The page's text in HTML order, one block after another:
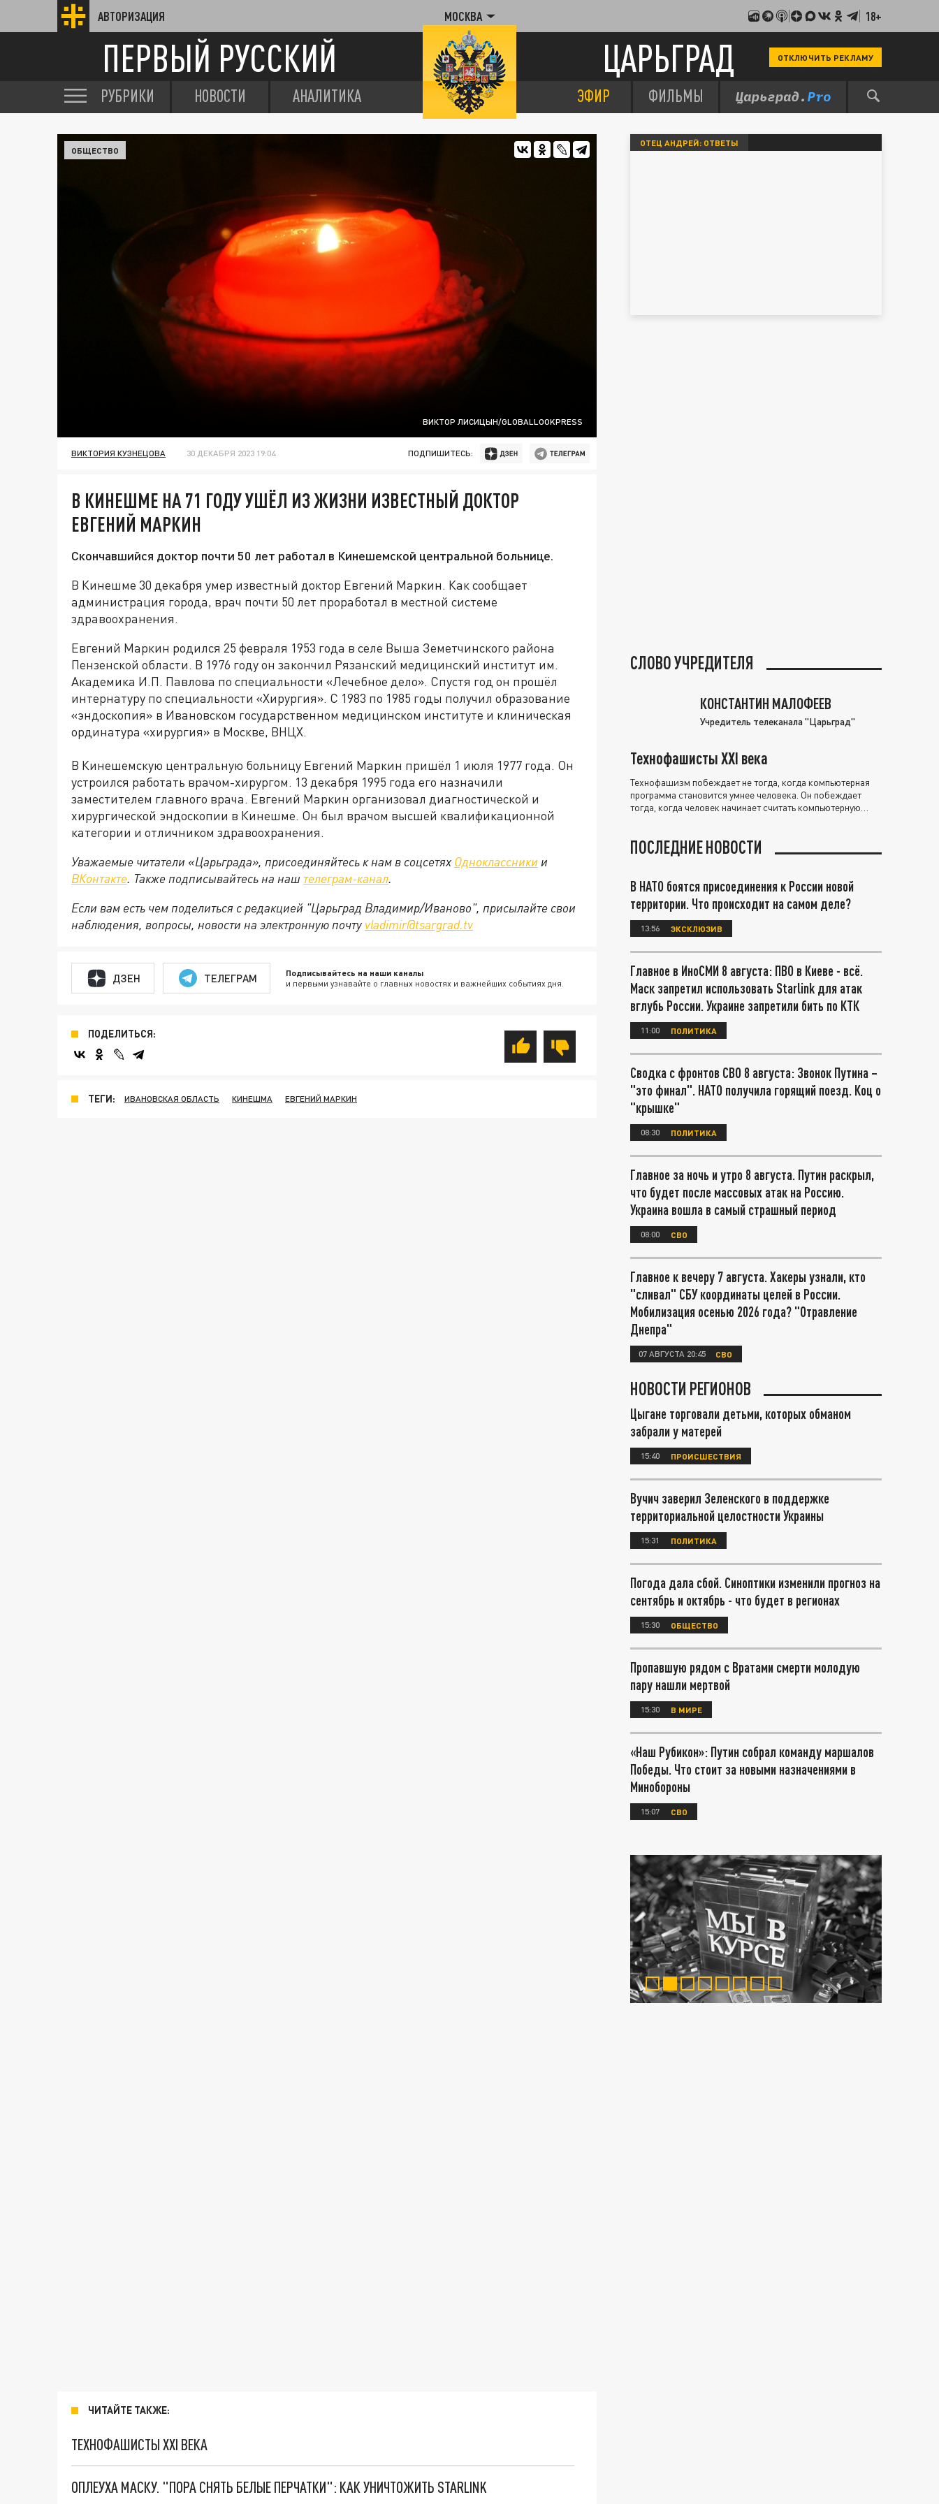
АВТОРИЗАЦИЯ МОСКВА 18+
ПЕРВЫЙ РУССКИЙ ЦАРЬГРАД ОТКЛЮЧИТЬ РЕКЛАМУ
РУБРИКИ НОВОСТИ АНАЛИТИКА ЭФИР ФИЛЬМЫ
ВИКТОР ЛИСИЦЫН/GLOBALLOOKPRESS
ОБЩЕСТВО
ВИКТОРИЯ КУЗНЕЦОВА 30 ДЕКАБРЯ 2023 19:04 ПОДПИШИТЕСЬ:
В КИНЕШМЕ НА 71 ГОДУ УШЁЛ ИЗ ЖИЗНИ ИЗВЕСТНЫЙ ДОКТОР
ЕВГЕНИЙ МАРКИН
Скончавшийся доктор почти 50 лет работал в Кинешемской центральной больнице.
В Кинешме 30 декабря умер известный доктор Евгений Маркин. Как сообщает
администрация города, врач почти 50 лет проработал в местной системе
здравоохранения.
Евгений Маркин родился 25 февраля 1953 года в селе Выша Земетчинского района
Пензенской области. В 1976 году он закончил Рязанский медицинский институт им.
Академика И.П. Павлова по специальности «Лечебное дело». Спустя год он прошёл
интернатуру по специальности «Хирургия». С 1983 по 1985 годы получил образование
«эндоскопия» в Ивановском государственном медицинском институте и клиническая
ординатура «хирургия» в Москве, ВНЦХ.
В Кинешемскую центральную больницу Евгений Маркин пришёл 1 июля 1977 года. Он
устроился работать врачом-хирургом. 13 декабря 1995 года его назначили
заместителем главного врача. Евгений Маркин организовал диагностической и
хирургической эндоскопии в Кинешме. Он был врачом высшей квалификационной
категории и отличником здравоохранения.
Уважаемые читатели «Царьграда», присоединяйтесь к нам в соцсетях Одноклассники и
ВКонтакте. Также подписывайтесь на наш телеграм-канал.
Если вам есть чем поделиться с редакцией "Царьград Владимир/Иваново", присылайте свои
наблюдения, вопросы, новости на электронную почту vladimir@tsargrad.tv
ДЗЕН ТЕЛЕГРАМ Подписывайтесь на наши каналы
и первыми узнавайте о главных новостях и важнейших событиях дня.
ПОДЕЛИТЬСЯ:
ТЕГИ: ИВАНОВСКАЯ ОБЛАСТЬ КИНЕШМА ЕВГЕНИЙ МАРКИН
ЧИТАЙТЕ ТАКЖЕ:
ТЕХНОФАШИСТЫ XXI ВЕКА
ОПЛЕУХА МАСКУ. "ПОРА СНЯТЬ БЕЛЫЕ ПЕРЧАТКИ": КАК УНИЧТОЖИТЬ STARLINK
ОТЕЦ АНДРЕЙ: ОТВЕТЫ
СЛОВО УЧРЕДИТЕЛЯ
КОНСТАНТИН МАЛОФЕЕВ
Учредитель телеканала "Царьград"
Технофашисты XXI века
Технофашизм побеждает не тогда, когда компьютерная
программа становится умнее человека. Он побеждает
тогда, когда человек начинает считать компьютерную
ПОСЛЕДНИЕ НОВОСТИ
В НАТО боятся присоединения к России новой
территории. Что происходит на самом деле?
13:56 ЭКСКЛЮЗИВ
Главное в ИноСМИ 8 августа: ПВО в Киеве - всё.
Маск запретил использовать Starlink для атак
вглубь России. Украине запретили бить по КТК
11:00 ПОЛИТИКА
Сводка с фронтов СВО 8 августа: Звонок Путина –
"это финал". НАТО получила горящий поезд. Коц о
"крышке"
08:30 ПОЛИТИКА
Главное за ночь и утро 8 августа. Путин раскрыл,
что будет после массовых атак на Россию.
Украина вошла в самый страшный период
08:00 СВО
Главное к вечеру 7 августа. Хакеры узнали, кто
"сливал" СБУ координаты целей в России.
Мобилизация осенью 2026 года? "Отравление
Днепра"
07 АВГУСТА 20:45 СВО
НОВОСТИ РЕГИОНОВ
Цыгане торговали детьми, которых обманом
забрали у матерей
15:40 ПРОИСШЕСТВИЯ
Вучич заверил Зеленского в поддержке
территориальной целостности Украины
15:31 ПОЛИТИКА
Погода дала сбой. Синоптики изменили прогноз на
сентябрь и октябрь - что будет в регионах
15:30 ОБЩЕСТВО
Пропавшую рядом с Вратами смерти молодую
пару нашли мертвой
15:30 В МИРЕ
«Наш Рубикон»: Путин собрал команду маршалов
Победы. Что стоит за новыми назначениями в
Минобороны
15:07 СВО